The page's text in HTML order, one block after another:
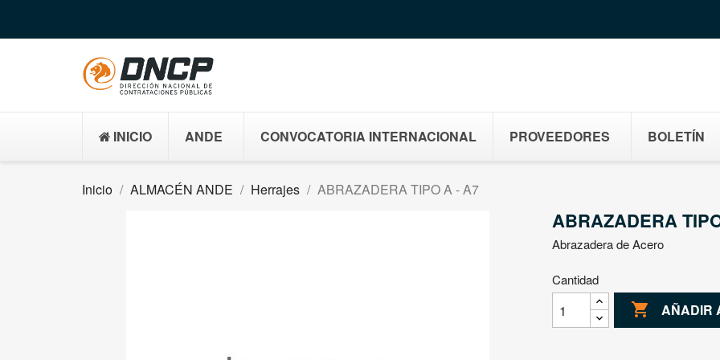
INICIO ANDE CONVOCATORIA INTERNACIONAL PROVEEDORES BOLETÍN
Inicio ALMACÉN ANDE Herrajes ABRAZADERA TIPO A - A7
ABRAZADERA
Abrazadera de Acero
Cantidad
 AÑADIR